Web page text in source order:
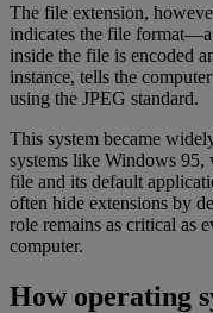
The file extension,
indicates the file
inside the file is encoded
instance, tells the
using the JPEG standard.
This system became
systems like Windows 95,
file and its default
often hide extensions by
role remains as critical as
computer.
How operating